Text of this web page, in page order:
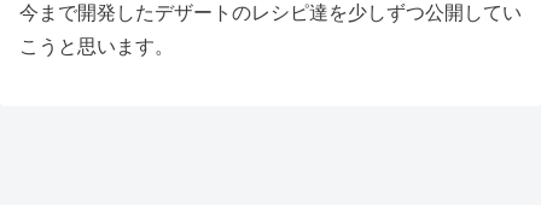
今まで開発したデザートのレシピ達を少しずつ公開してい
こうと思います。